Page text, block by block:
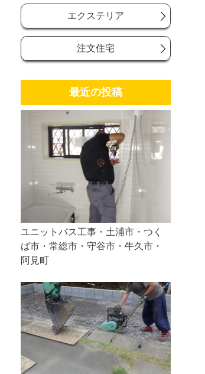
エクステリア
注文住宅
最近の投稿
ユニットバス工事・土浦市・つく
ば市・常総市・守谷市・牛久市・
阿見町